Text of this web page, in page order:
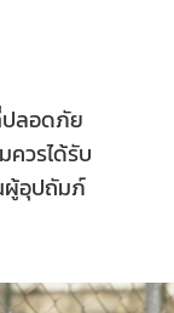
ปลอดภัย
ควรได้รับ
ผู้อุปถัมภ์